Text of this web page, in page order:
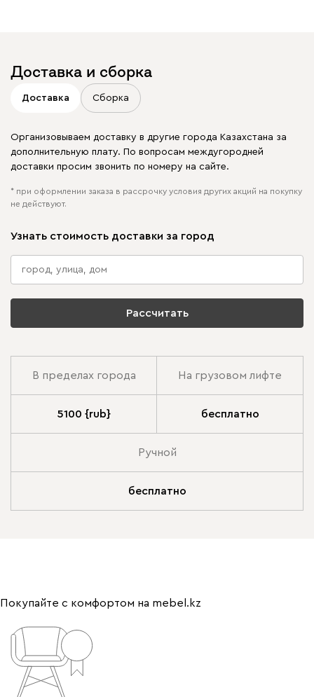
Доставка и сборка
Доставка Сборка
Организовываем доставку в другие города Казахстана за
дополнительную плату. По вопросам междугородней
доставки просим звонить по номеру на сайте.
* при оформлении заказа в рассрочку условия других акций на покупку
не действуют.
Узнать стоимость доставки за город
Рассчитать
В пределах города На грузовом лифте
5100 {rub} бесплатно
Ручной
бесплатно
Покупайте с комфортом на mebel.kz